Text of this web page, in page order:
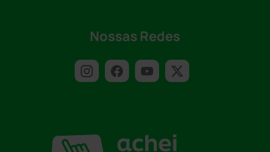
Nossas Redes